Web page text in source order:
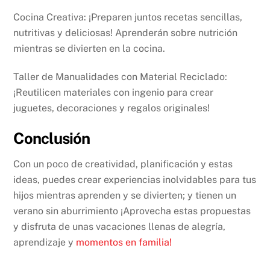
Cocina Creativa: ¡Preparen juntos recetas sencillas,
nutritivas y deliciosas! Aprenderán sobre nutrición
mientras se divierten en la cocina.
Taller de Manualidades con Material Reciclado:
¡Reutilicen materiales con ingenio para crear
juguetes, decoraciones y regalos originales!
Conclusión
Con un poco de creatividad, planificación y estas
ideas, puedes crear experiencias inolvidables para tus
hijos mientras aprenden y se divierten; y tienen un
verano sin aburrimiento ¡Aprovecha estas propuestas
y disfruta de unas vacaciones llenas de alegría,
aprendizaje y momentos en familia!